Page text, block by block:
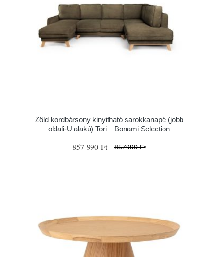
Zöld kordbársony kinyitható sarokkanapé (jobb
oldali-U alakú) Tori – Bonami Selection
857 990 Ft 857990 Ft